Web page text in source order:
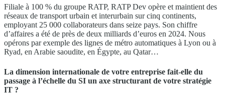
Filiale à 100 % du groupe RATP, RATP Dev opère et maintient des
réseaux de transport urbain et interurbain sur cinq continents,
employant 25 000 collaborateurs dans seize pays. Son chiffre
d’affaires a été de près de deux milliards d’euros en 2024. Nous
opérons par exemple des lignes de métro automatiques à Lyon ou à
Ryad, en Arabie saoudite, en Égypte, au Qatar…
La dimension internationale de votre entreprise fait-elle du
passage à l’échelle du SI un axe structurant de votre stratégie
IT ?